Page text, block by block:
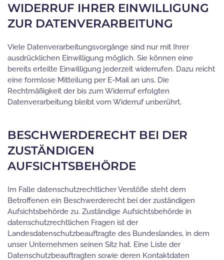
WIDERRUF IHRER EINWILLIGUNG
ZUR DATENVERARBEITUNG
Viele Datenverarbeitungsvorgänge sind nur mit Ihrer
ausdrücklichen Einwilligung möglich. Sie können eine
bereits erteilte Einwilligung jederzeit widerrufen. Dazu reicht
eine formlose Mitteilung per E-Mail an uns. Die
Rechtmäßigkeit der bis zum Widerruf erfolgten
Datenverarbeitung bleibt vom Widerruf unberührt.
BESCHWERDERECHT BEI DER
ZUSTÄNDIGEN
AUFSICHTSBEHÖRDE
Im Falle datenschutzrechtlicher Verstöße steht dem
Betroffenen ein Beschwerderecht bei der zuständigen
Aufsichtsbehörde zu. Zuständige Aufsichtsbehörde in
datenschutzrechtlichen Fragen ist der
Landesdatenschutzbeauftragte des Bundeslandes, in dem
unser Unternehmen seinen Sitz hat. Eine Liste der
Datenschutzbeauftragten sowie deren Kontaktdaten